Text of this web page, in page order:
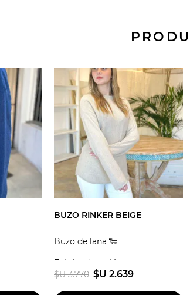
BUZO RINKER BEIGE
Buzo de lana 🐑
Fabricado en Uruguay
$U 3.770 $U 2.639